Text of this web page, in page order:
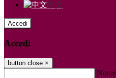
中文
Accedi
Accedi
button close ×